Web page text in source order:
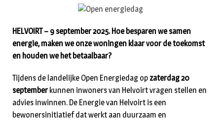
HELVOIRT – 9 september 2025. Hoe besparen we samen
energie, maken we onze woningen klaar voor de toekomst
en houden we het betaalbaar?
Tijdens de landelijke Open Energiedag op zaterdag 20
septemberkunnen inwoners van Helvoirt vragen stellen en
advies inwinnen. De Energie van Helvoirt is een
bewonersinitiatief dat werkt aan duurzaam en